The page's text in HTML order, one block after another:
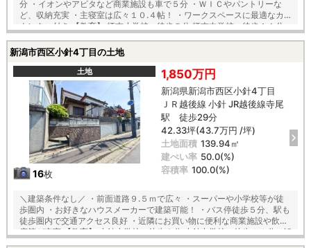
分 ・イオンやアピタなど商業施設も車で５分 ・ＷＩＣやパントリーな
ど、収納充実 ・主寝室は広々１０.４帖！ ・ワークスペースに最適なカ
ウンター付き 【教育】 栖吉小学校 徒歩８分 栖吉中学校 徒歩１１分
玄関ドアは開錠ラクラクのスマートキー搭載 ・年中快適の空調機能付浴
室乾燥機付き ・各階トイレ２ヶ所完備 ・陽当り通風良好な全居室２面採
光 ・お掃除道具のお片付けにも便利なリビング収納
新潟市西区小針4丁目の土地
土地
16枚
1,850万円
新潟県新潟市西区小針4丁目
ＪＲ越後線 小針 JR越後線寺尾
駅 徒歩29分
42.33坪(43.7万円 /坪)
土地面積 139.94㎡
建ぺい率 50.0(%)
容積率 100.0(%)
＼建築条件なし／ ・前面道路９.５ｍで広々 ・スーパーや小学校等が徒
歩圏内 ・お好きなハウスメーカーで建築可能！ ・バス停徒歩５分、駅も
徒歩圏内で交通アクセス良好 ・近隣にお買い物に便利な商業施設や飲食
店等が充実 【教育】 小針小学校 徒歩９分 小針中学校 徒歩１１分 ※解